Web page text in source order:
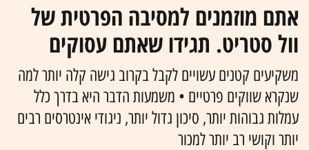
אתם מוזמנים למסיבה הפרטית של
וול סטריט. תגידו שאתם עסוקים
משקיעים קטנים עשויים לקבל בקרוב גישה קלה יותר למה
שנקרא שווקים פרטיים • משמעות הדבר היא בדרך כלל
עמלות גבוהות יותר, סיכון גדול יותר, ניגודי אינטרסים רבים
יותר וקושי רב יותר למכור